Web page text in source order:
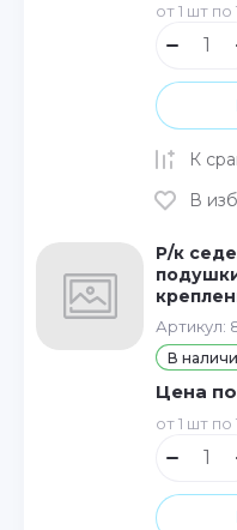
от 1 шт по
К
В
Р/к
Артикул:
В
Цена
от 1 шт по